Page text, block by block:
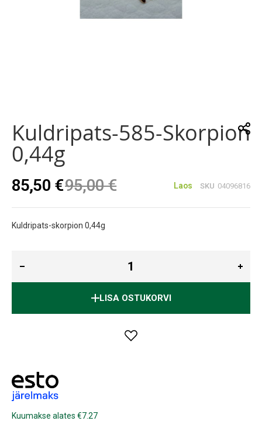
beginning
of
the
images
Kuldripats-585-Skorpion
0,44g
85,50 €95,00 € Laos SKU 04096816
Kuldripats-skorpion 0,44g
LISA OSTUKORVI
Kuumakse alates €7.27